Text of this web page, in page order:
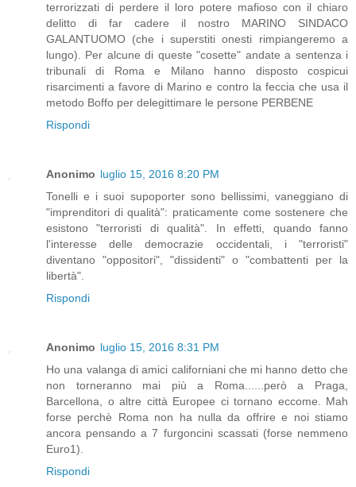
terrorizzati di perdere il loro potere mafioso con il chiaro
delitto di far cadere il nostro MARINO SINDACO
GALANTUOMO (che i superstiti onesti rimpiangeremo a
lungo). Per alcune di queste "cosette" andate a sentenza i
tribunali di Roma e Milano hanno disposto cospicui
risarcimenti a favore di Marino e contro la feccia che usa il
metodo Boffo per delegittimare le persone PERBENE
Rispondi
Anonimo luglio 15, 2016 8:20 PM
Tonelli e i suoi supoporter sono bellissimi, vaneggiano di
"imprenditori di qualità": praticamente come sostenere che
esistono "terroristi di qualità". In effetti, quando fanno
l'interesse delle democrazie occidentali, i "terroristi"
diventano "oppositori", "dissidenti" o "combattenti per la
libertà".
Rispondi
Anonimo luglio 15, 2016 8:31 PM
Ho una valanga di amici californiani che mi hanno detto che
non torneranno mai più a Roma......però a Praga,
Barcellona, o altre città Europee ci tornano eccome. Mah
forse perchè Roma non ha nulla da offrire e noi stiamo
ancora pensando a 7 furgoncini scassati (forse nemmeno
Euro1).
Rispondi